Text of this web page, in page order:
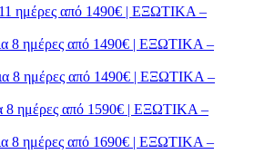
11 ημέρες από 1490€ | ΕΞΩΤΙΚΑ –
8 ημέρες από 1490€ | ΕΞΩΤΙΚΑ –
8 ημέρες από 1490€ | ΕΞΩΤΙΚΑ –
8 ημέρες από 1590€ | ΕΞΩΤΙΚΑ –
8 ημέρες από 1690€ | ΕΞΩΤΙΚΑ –